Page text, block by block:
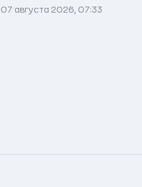
07 августа 2026, 07:33